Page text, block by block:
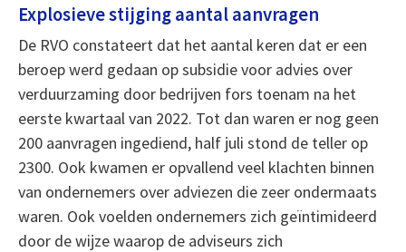
Explosieve stijging aantal aanvragen
De RVO constateert dat het aantal keren dat er een
beroep werd gedaan op subsidie voor advies over
verduurzaming door bedrijven fors toenam na het
eerste kwartaal van 2022. Tot dan waren er nog geen
200 aanvragen ingediend, half juli stond de teller op
2300. Ook kwamen er opvallend veel klachten binnen
van ondernemers over adviezen die zeer ondermaats
waren. Ook voelden ondernemers zich geïntimideerd
door de wijze waarop de adviseurs zich